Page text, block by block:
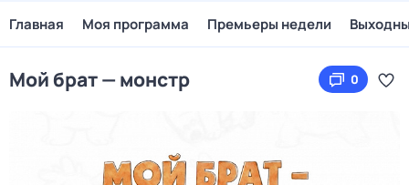
Главная Моя программа Премьеры недели
Мой брат — монстр 0